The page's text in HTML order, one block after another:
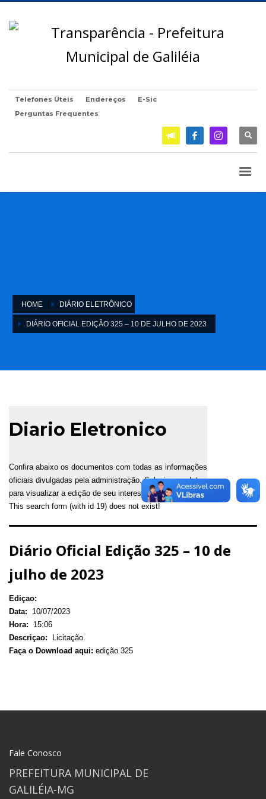
Telefones Úteis Endereços
E-Sic
Perguntas Frequentes
HOME DIÁRIO ELETRÔNICO
DIÁRIO OFICIAL EDIÇÃO 325 – 10 DE JULHO DE 2023
Diario Eletronico
Confira abaixo os documentos com todas as informações
oficiais divulgadas pela administração. Selecione a data
para visualizar a edição de seu interesse.
This search form (with id 19) does not exist!
Diário Oficial Edição 325 – 10 de
julho de 2023
Ediçao:
Data:
10/07/2023
Hora:
15:06
Descriçao:
Licitação.
Faça o Download aqui: edição 325
Fale Conosco
PREFEITURA MUNICIPAL DE
GALILÉIA-MG